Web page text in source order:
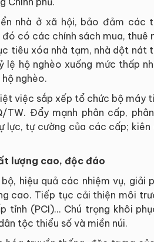
nhà ở xã hội, bảo đảm các
có các chính sách mua, thuê
tiêu xóa nhà tạm, nhà dột nát
lệ hộ nghèo xuống mức thấp
nghèo.
việc sắp xếp tổ chức bộ máy
TW. Đẩy mạnh phân cấp,
lực, tự cường của các cấp;
lượng cao, độc đáo
hiệu quả các nhiệm vụ, giải
cao. Tiếp tục cải thiện môi
tỉnh (PCI)... Chú trọng khôi
tộc thiểu số và miền núi.